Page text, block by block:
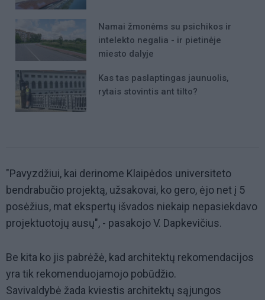
Namai žmonėms su psichikos ir
intelekto negalia - ir pietinėje
miesto dalyje
Kas tas paslaptingas jaunuolis,
rytais stovintis ant tilto?
"Pavyzdžiui, kai derinome Klaipėdos universiteto
bendrabučio projektą, užsakovai, ko gero, ėjo net į 5
posėžius, mat ekspertų išvados niekaip nepasiekdavo
projektuotojų ausų", - pasakojo V. Dapkevičius.
Be kita ko jis pabrėžė, kad architektų rekomendacijos
yra tik rekomenduojamojo pobūdžio.
Savivaldybė žada kviestis architektų sąjungos